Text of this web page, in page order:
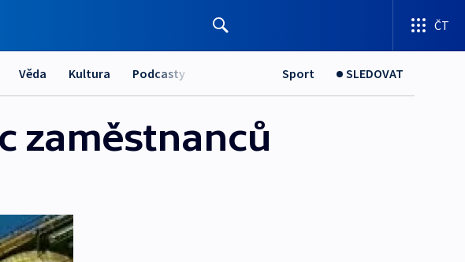
ČT
Věda Kultura Podcasty Sport SLEDOVAT
zaměstnanců